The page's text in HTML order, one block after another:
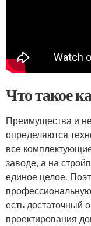
Что такое
Преимущества и
определяются
все
заводе, а на
единое целое.
есть достаточный
проектирования